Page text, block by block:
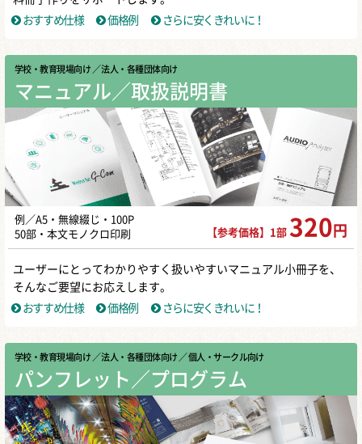
おすすめ仕様
価格例 さらに安くきれいに！
学校・教育現場向け ／ 法人・各種団体向け
マニュアル／取扱説明書
例／A5・無線綴じ・100P
50部・本文モノクロ印刷
【参考価格】1部 320 円
ユーザーにとってわかりやすく扱いやすいマニュアル小冊子を、
そんなご要望にお応えします。
おすすめ仕様
価格例 さらに安くきれいに！
学校・教育現場向け ／ 法人・各種団体向け ／ 個人・サークル向け
パンフレット／プログラム